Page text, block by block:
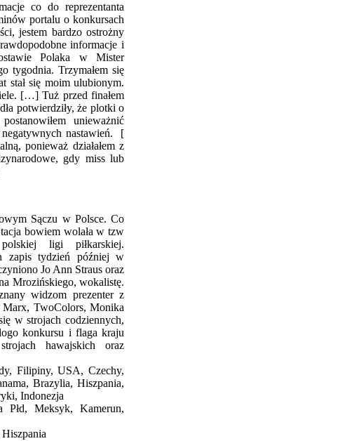
co do reprezentanta
portalu o konkursach
jestem bardzo ostrożny
informacje i
Polaka w Mister
tygodnia. Trzymałem się
stał się moim ulubionym.
[…] Tuż przed finałem
potwierdziły, że plotki o
unieważnić
negatywnych nastawień. [
ponieważ działałem z
gdy miss lub
Sączu w Polsce. Co
bowiem wolała w tzw
ligi piłkarskiej.
zapis tydzień później w
Jo Ann Straus oraz
Mrozińskiego, wokalistę.
widzom prezenter z
Marx, TwoColors, Monika
w strojach codziennych,
konkursu i flaga kraju
hawajskich oraz
Filipiny, USA, Czechy,
Brazylia, Hiszpania,
Indonezja
Meksyk, Kamerun,